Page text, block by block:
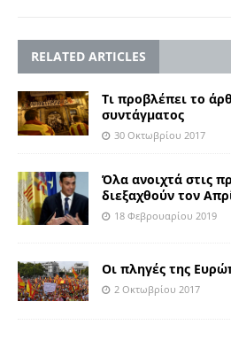
RELATED ARTICLES
Τι προβλέπει το
συντάγματος
30 Οκτωβρίου 2017
Όλα ανοιχτά στις
διεξαχθούν τον
18 Φεβρουαρίου 2019
Οι πληγές της
2 Οκτωβρίου 2017